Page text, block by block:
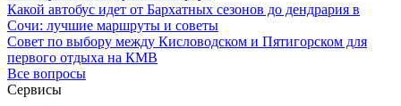
Какой автобус идет от Бархатных сезонов до дендрария в
Сочи: лучшие маршруты и советы
Совет по выбору между Кисловодском и Пятигорском для
первого отдыха на КМВ
Все вопросы
Сервисы